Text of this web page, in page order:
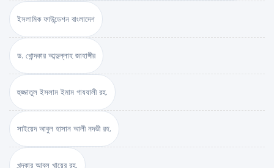
ইসলামিক ফাউন্ডেশন বাংলাদেশ
ড. খোন্দকার আব্দুল্লাহ জাহাঙ্গীর
হুজ্জাতুল ইসলাম ইমাম গাযযালী রহ.
সাইয়েদ আবুল হাসান আলী নদভী রহ.
খন্দকার আবুল খায়ের রহ.